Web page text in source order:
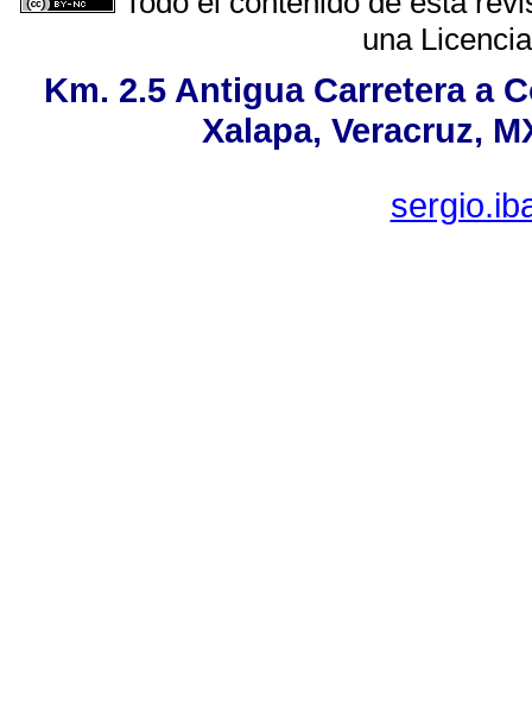
una
Km. 2.5 Antigua Carretera a
Xalapa, Veracruz,